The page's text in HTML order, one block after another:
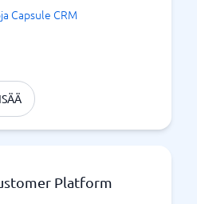
Capsule CRM
Platform